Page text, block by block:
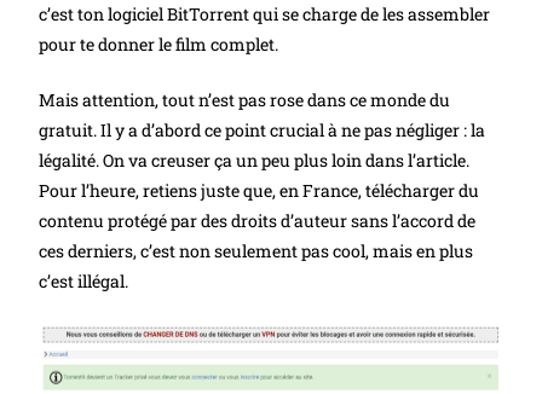
c’est ton logiciel BitTorrent qui se charge de les assembler
pour te donner le film complet.
Mais attention, tout n’est pas rose dans ce monde du
gratuit. Il y a d’abord ce point crucial à ne pas négliger : la
légalité. On va creuser ça un peu plus loin dans l’article.
Pour l’heure, retiens juste que, en France, télécharger du
contenu protégé par des droits d’auteur sans l’accord de
ces derniers, c’est non seulement pas cool, mais en plus
c’est illégal.